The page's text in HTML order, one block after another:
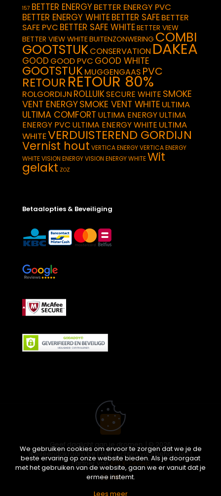
157 BETTER ENERGYBETTER ENERGY PVC
BETTER ENERGY WHITEBETTER SAFEBETTER
SAFE PVC BETTER SAFE WHITEBETTER VIEW
BETTER VIEW WHITEBUITENZONWERING COMBI
GOOTSTUKCONSERVATION DAKEA
GOOD GOOD PVC GOOD WHITE
GOOTSTUKMUGGENGAAS PVC
RETOUR RETOUR 80%
ROLGORDIJN ROLLUIKSECURE WHITE SMOKE
VENT ENERGYSMOKE VENT WHITE ULTIMA
ULTIMA COMFORT ULTIMA ENERGYULTIMA
ENERGY PVC ULTIMA ENERGY WHITE ULTIMA
WHITEVERDUISTEREND GORDIJN
Vernist hout VERTICA ENERGYVERTICA ENERGY
WHITEVISION ENERGYVISION ENERGY WHITEWit
gelakt ZOZ
Betaalopties & Beveiliging
Geef daglicht aan je dromen. | © 2026
ikwileendakraam.be | Alle rechten voorbehouden |
Partner vanAPEX-Groep
We gebruiken cookies om ervoor te zorgen dat we je de
beste ervaring op onze website bieden. Als je doorgaat
met het gebruiken van de website, gaan we er vanuit dat je
ermee instemt.
Lees meer